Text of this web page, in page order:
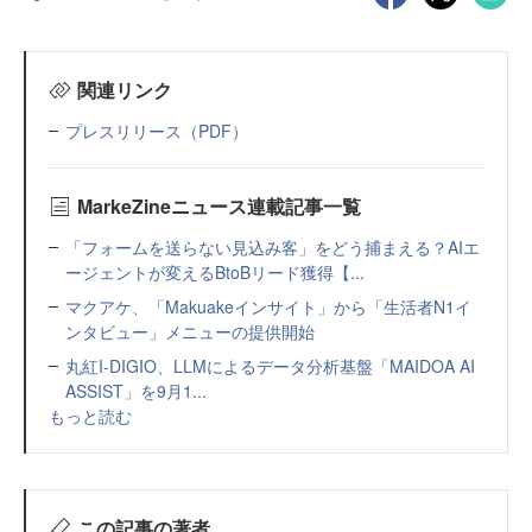
関連リンク
プレスリリース（PDF）
MarkeZineニュース連載記事一覧
「フォームを送らない見込み客」をどう捕まえる？AIエ
ージェントが変えるBtoBリード獲得【...
マクアケ、「Makuakeインサイト」から「生活者N1イ
ンタビュー」メニューの提供開始
丸紅I-DIGIO、LLMによるデータ分析基盤「MAIDOA AI
ASSIST」を9月1...
もっと読む